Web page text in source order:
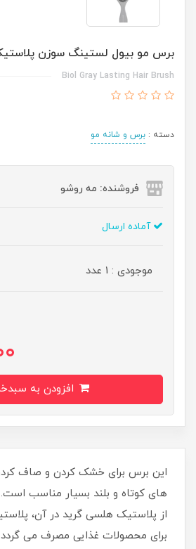
برس مو بیول لستینگ سوزن
Biol Gray Lasting Hair Brush
دسته : برس و شانه مو
فروشنده: مه رو‌شو
آماده ارسال
موجودی : 1 عدد
این برس برای خشک کردن و صاف
های کوتاه و بلند بسیار مناسب
از پلاستیک هلسی گرید در آن،
برای محصولات غذایی مصرف می